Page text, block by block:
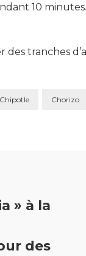
10
tranches
Chipotle Chorizo
» à la
des